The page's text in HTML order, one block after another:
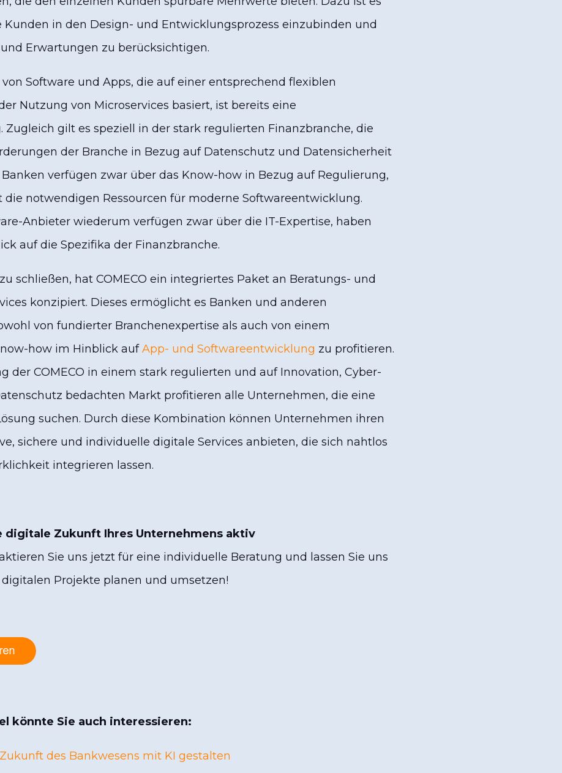
Kunden in den Design- und Entwicklungsprozess einzubinden und
Erwartungen zu berücksichtigen.
Software und Apps, die auf einer entsprechend flexiblen
Nutzung von Microservices basiert, ist bereits eine
Zugleich gilt es speziell in der stark regulierten Finanzbranche, die
der Branche in Bezug auf Datenschutz und Datensicherheit
verfügen zwar über das Know-how in Bezug auf Regulierung,
die notwendigen Ressourcen für moderne Softwareentwicklung.
Anbieter wiederum verfügen zwar über die IT-Expertise, haben
auf die Spezifika der Finanzbranche.
schließen, hat COMECO ein integriertes Paket an Beratungs- und
konzipiert. Dieses ermöglicht es Banken und anderen
von fundierter Branchenexpertise als auch von einem
how im Hinblick aufApp- und Softwareentwicklung zu profitieren.
der COMECO in einem stark regulierten und auf Innovation, Cyber-
bedachten Markt profitieren alle Unternehmen, die eine
suchen. Durch diese Kombination können Unternehmen ihren
sichere und individuelle digitale Services anbieten, die sich nahtlos
integrieren lassen.
digitale Zukunft Ihres Unternehmens aktiv
Sie uns jetzt für eine individuelle Beratung und lassen Sie uns
Projekte planen und umsetzen!
könnte Sie auch interessieren:
des Bankwesens mit KI gestalten